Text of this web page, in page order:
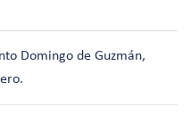
Domingo de Guzmán,